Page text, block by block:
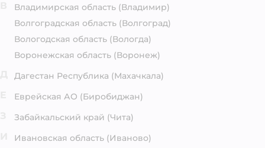
Владимирская область (Владимир)
Волгоградская область (Волгоград)
Вологодская область (Вологда)
Воронежская область (Воронеж)
Дагестан Республика (Махачкала)
Еврейская АО (Биробиджан)
Забайкальский край (Чита)
Ивановская область (Иваново)